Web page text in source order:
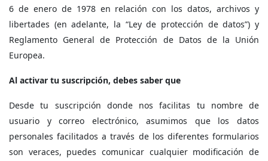
6 de enero de 1978 en relación con los datos, archivos y
libertades (en adelante, la “Ley de protección de datos”) y
Reglamento General de Protección de Datos de la Unión
Europea.
Al activar tu suscripción, debes saber que
Desde tu suscripción donde nos facilitas tu nombre de
usuario y correo electrónico, asumimos que los datos
personales facilitados a través de los diferentes formularios
son veraces, puedes comunicar cualquier modificación de